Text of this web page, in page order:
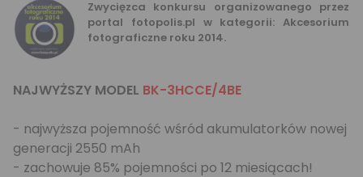
Zwycięzca konkursu organizowanego przez
portal fotopolis.pl w kategorii: Akcesorium
fotograficzne roku 2014.
NAJWYŻSZY MODEL BK-3HCCE/4BE
- najwyższa pojemność wśród akumulatorków nowej
generacji 2550 mAh
- zachowuje 85% pojemności po 12 miesiącach!